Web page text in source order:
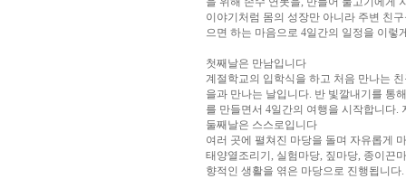
이야기처럼 몸의 성장만 아니라 주변 친
으면 하는 마음으로 4일간의 일정을 이렇
첫째날은 만남입니다
계절학교의 입학식을 하고 처음 만나는
을과 만나는 날입니다. 반 빛깔내기를 통
를 만들면서 4일간의 여행을 시작합니다.
둘째날은 스스로입니다
여러 곳에 펼쳐진 마당을 돌며 자유롭게
태양열조리기, 실험마당, 짚마당, 종이끈
향적인 생활을 엮은 마당으로 진행됩니